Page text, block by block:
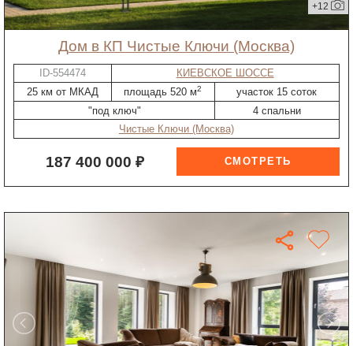
+12
дом в КП Чистые Ключи (Москва)
ID-554474
КИЕВСКОЕ ШОССЕ
25 км от МКАД
площадь 520 м2
участок 15 соток
"под ключ"
4 спальни
Чистые Ключи (Москва)
187 400 000 ₽